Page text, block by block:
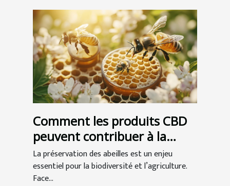
Comment les produits CBD
peuvent contribuer à la
préservation des abeilles ?
La préservation des abeilles est un enjeu
essentiel pour la biodiversité et l’agriculture.
Face...